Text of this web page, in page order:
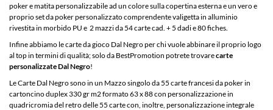
poker e matita personalizzabile ad un colore sulla copertina esterna e un vero e
proprio set da poker personalizzato comprendente valigetta in alluminio
rivestita in morbido PU e 2 mazzi da 54 carte cad. + 5 dadi e 80 fiches.
Infine abbiamo lecarte da gioco Dal Negroper chi vuole abbinare il proprio logo
al top in termini di qualità; solo da BestPromotion potrete trovarecarte
personalizzate Dal Negro!
Le Carte Dal Negro sono in un Mazzo singolo da 55 carte francesi da poker in
cartoncino duplex 330 gr m2 formato 63 x 88 con personalizzazione in
quadricromia del retro delle 55 carte con, inoltre, personalizzazione integrale